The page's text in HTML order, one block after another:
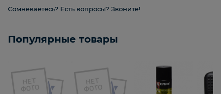
Сомневаетесь? Есть вопросы? Звоните!
Популярные товары